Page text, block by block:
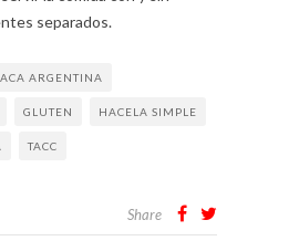
separados.
ARGENTINA
GLUTEN HACELA SIMPLE
TACC
Share